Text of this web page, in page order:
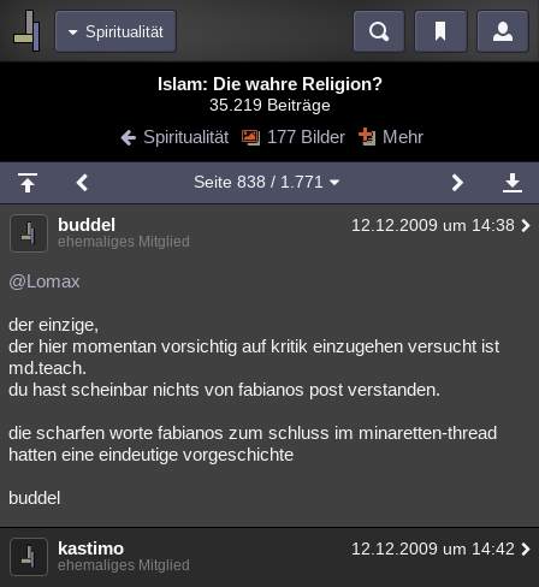
Spiritualität
Diskussionen Blogs Videos
Chat Wiki Neuigkeiten
meine Rubriken
Menschen Mystery Kriminalfälle
Spiritualität
Natur Umfragen
weitere Rubriken
Philosophie Träume Orte Esoterik Literatur
Astronomie Helpdesk Gruppen Gaming Filme
Musik
Übersichten
Besucht Teilgenommen
Islam: Die wahre Religion?
35.219 Beiträge
Spiritualität 177 Bilder Mehr
Seite 838 / 1.771
buddel 12.12.2009 um 14:38
ehemaliges Mitglied
@Lomax
der einzige,
der hier momentan vorsichtig auf kritik einzugehen versucht ist
md.teach.
du hast scheinbar nichts von fabianos post verstanden.
die scharfen worte fabianos zum schluss im minaretten-thread
hatten eine eindeutige vorgeschichte
buddel
kastimo 12.12.2009 um 14:42
ehemaliges Mitglied